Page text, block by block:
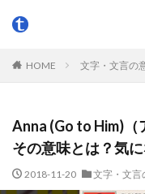
HOME 文字・文言の
Anna (Go to Him)（
その意味とは？気
2018-11-20 文字・文言